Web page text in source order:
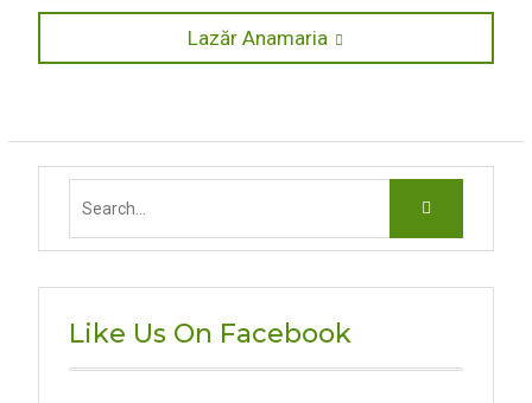
în
Next
post:
Lazăr Anamaria
Like Us On Facebook